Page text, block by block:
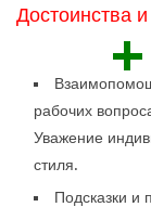
Достоинства
+
рабочих
Уважение
стиля.
Подсказки и